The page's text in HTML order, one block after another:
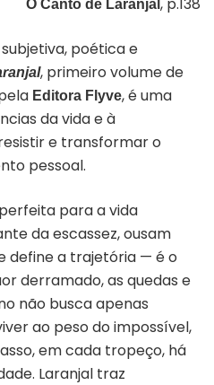
O Canto de Laranjal
poética e
, primeiro volume de
Editora Flyve, é uma
da vida e à
e transformar o
pessoal.
para a vida
da escassez, ousam
define a trajetória — é o
derramado, as quedas e
não busca apenas
ao peso do impossível,
em cada tropeço, há
Laranjal traz